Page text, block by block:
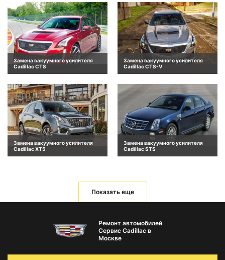
Замена вакуумного усилителя
Cadillac CTS
Замена вакуумного усилителя
Cadillac CTS-V
Замена вакуумного усилителя
Cadillac XT5
Замена вакуумного усилителя
Cadillac STS
Показать еще
Ремонт автомобилей
Сервис Cadillac в
Москве